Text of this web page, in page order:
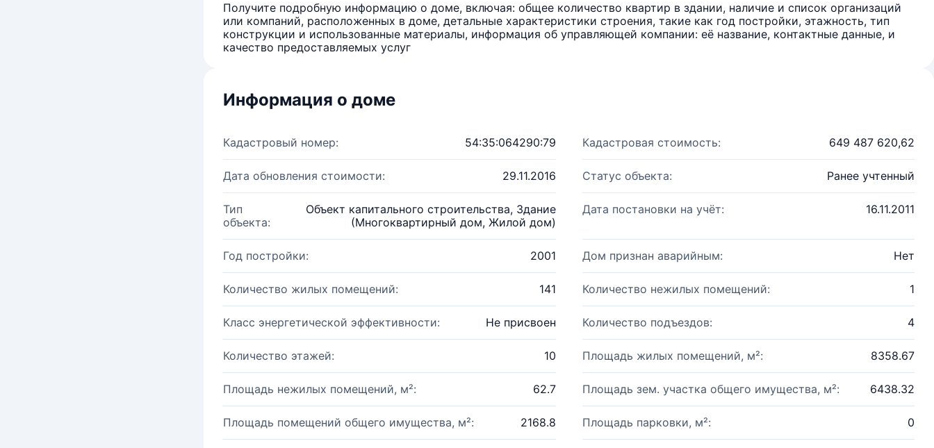
Получите подробную информацию о доме, включая: общее количество квартир в здании, наличие и список организаций
или компаний, расположенных в доме, детальные характеристики строения, такие как год постройки, этажность, тип
конструкции и использованные материалы, информация об управляющей компании: её название, контактные данные, и
качество предоставляемых услуг
Информация о доме
Кадастровый номер: 54:35:064290:79 Кадастровая стоимость: 649 487 620,62
Дата обновления стоимости: 29.11.2016 Статус объекта: Ранее учтенный
Тип
объекта:
Объект капитального строительства, Здание
(Многоквартирный дом, Жилой дом)
Дата постановки на учёт: 16.11.2011
Год постройки: 2001 Дом признан аварийным: Нет
Количество жилых помещений: 141 Количество нежилых помещений: 1
Класс энергетической эффективности: Не присвоен Количество подъездов: 4
Количество этажей: 10 Площадь жилых помещений, м²: 8358.67
Площадь нежилых помещений, м²: 62.7 Площадь зем. участка общего имущества, м²: 6438.32
Площадь помещений общего имущества, м²: 2168.8 Площадь парковки, м²: 0